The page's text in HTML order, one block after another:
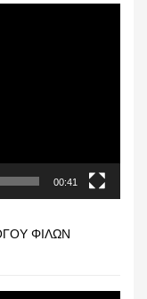
00:41
ΦΊΛΩΝ